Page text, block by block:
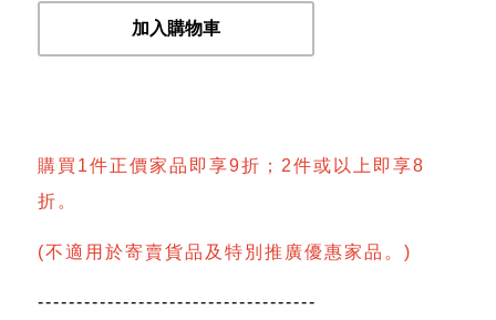
加入購物車
購買1件正價家品即享9折；2件或以上即享8
折。
(不適用於寄賣貨品及特別推廣優惠家品。)
------------------------------------